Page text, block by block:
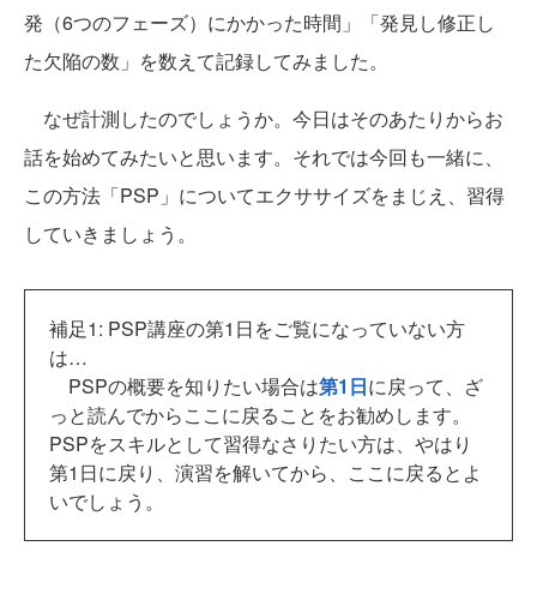
発（6つのフェーズ）にかかった時間」「発見し修正し
た欠陥の数」を数えて記録してみました。
なぜ計測したのでしょうか。今日はそのあたりからお
話を始めてみたいと思います。それでは今回も一緒に、
この方法「PSP」についてエクササイズをまじえ、習得
していきましょう。
補足1: PSP講座の第1日をご覧になっていない方
は…
PSPの概要を知りたい場合は第1日に戻って、ざ
っと読んでからここに戻ることをお勧めします。
PSPをスキルとして習得なさりたい方は、やはり
第1日に戻り、演習を解いてから、ここに戻るとよ
いでしょう。